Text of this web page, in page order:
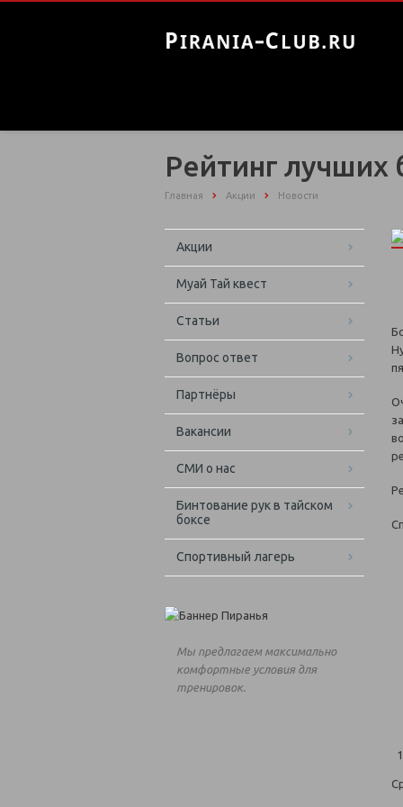
Рейтинг
Главная Акции Новости
Акции
Муай Тай квест
Статьи
Вопрос ответ
Партнёры
Вакансии
СМИ о нас
Бинтование рук в тайском
боксе
Спортивный лагерь
Мы предлагаем максимально
комфортные условия для
тренировок.